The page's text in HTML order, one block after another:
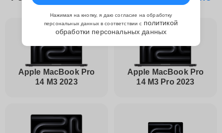
Apple MacBook Pro
14 M3 2023
Apple MacBook Pro
14 M3 Pro 2023
Нажимая на кнопку, я даю согласие на обработку
персональных данных в соответствии с политикой
обработки персональных данных